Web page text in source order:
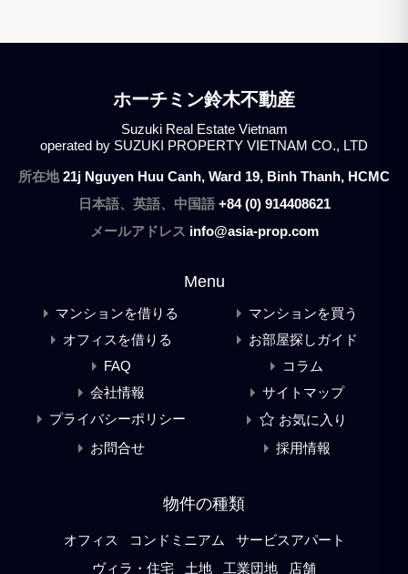
ホーチミン鈴木不動産
Suzuki Real Estate Vietnam
operated by SUZUKI PROPERTY VIETNAM CO., LTD
所在地21j Nguyen Huu Canh, Ward 19, Binh Thanh, HCMC
日本語、英語、中国語 +84 (0) 914408621
メールアドレス info@asia-prop.com
Menu
マンションを借りる
マンションを買う
オフィスを借りる
お部屋探しガイド
FAQ
コラム
会社情報
サイトマップ
プライバシーポリシー
お気に入り
お問合せ
採用情報
物件の種類
オフィス コンドミニアム
サービスアパート
ヴィラ・住宅
土地 工業団地 店舗